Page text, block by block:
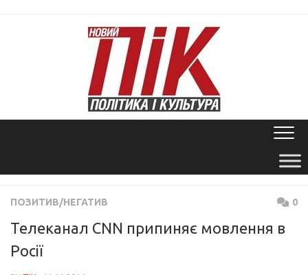
ПОЗИТИВ/НЕГАТИВ 0
Телеканал CNN припиняє мовлення в
Росії